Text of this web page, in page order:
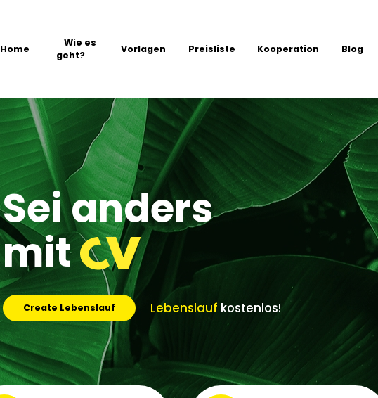
Home
Wie es
geht?
Vorlagen Preisliste Kooperation Blog
Sei anders
mit
Create Lebenslauf Lebenslauf kostenlos!